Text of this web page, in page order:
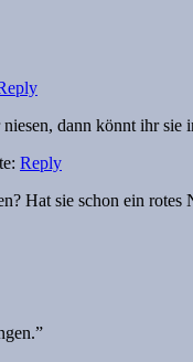
dann könnt ihr sie
Reply
Hat sie schon ein